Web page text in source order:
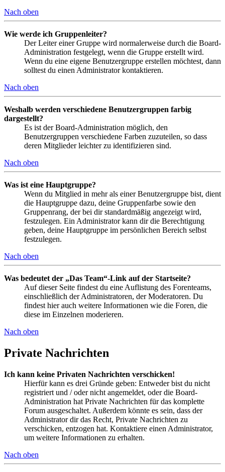
Nach oben
Wie werde ich Gruppenleiter?
Der Leiter einer Gruppe wird normalerweise durch die Board-
Administration festgelegt, wenn die Gruppe erstellt wird.
Wenn du eine eigene Benutzergruppe erstellen möchtest, dann
solltest du einen Administrator kontaktieren.
Nach oben
Weshalb werden verschiedene Benutzergruppen farbig
dargestellt?
Es ist der Board-Administration möglich, den
Benutzergruppen verschiedene Farben zuzuteilen, so dass
deren Mitglieder leichter zu identifizieren sind.
Nach oben
Was ist eine Hauptgruppe?
Wenn du Mitglied in mehr als einer Benutzergruppe bist, dient
die Hauptgruppe dazu, deine Gruppenfarbe sowie den
Gruppenrang, der bei dir standardmäßig angezeigt wird,
festzulegen. Ein Administrator kann dir die Berechtigung
geben, deine Hauptgruppe im persönlichen Bereich selbst
festzulegen.
Nach oben
Was bedeutet der „Das Team“-Link auf der Startseite?
Auf dieser Seite findest du eine Auflistung des Forenteams,
einschließlich der Administratoren, der Moderatoren. Du
findest hier auch weitere Informationen wie die Foren, die
diese im Einzelnen moderieren.
Nach oben
Private Nachrichten
Ich kann keine Privaten Nachrichten verschicken!
Hierfür kann es drei Gründe geben: Entweder bist du nicht
registriert und / oder nicht angemeldet, oder die Board-
Administration hat Private Nachrichten für das komplette
Forum ausgeschaltet. Außerdem könnte es sein, dass der
Administrator dir das Recht, Private Nachrichten zu
verschicken, entzogen hat. Kontaktiere einen Administrator,
um weitere Informationen zu erhalten.
Nach oben